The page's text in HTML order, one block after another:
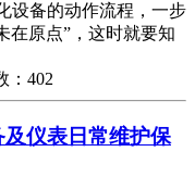
备的动作流程，一步
在原点”，这时就要知
：402
仪表日常维护保